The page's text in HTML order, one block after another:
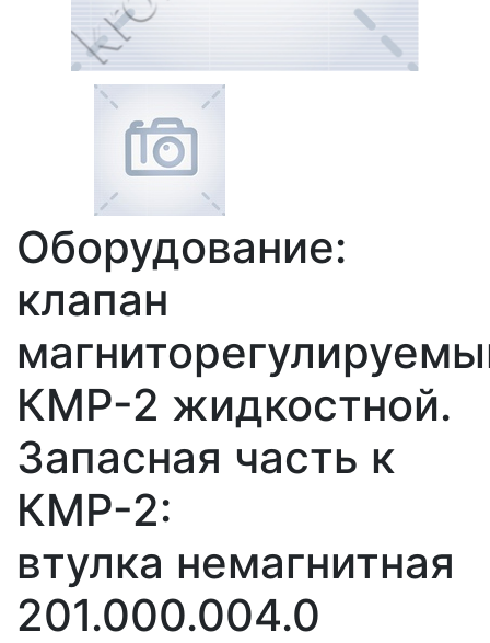
Оборудование:
клапан
КМР-2 жидкостной.
Запасная часть к
КМР-2:
втулка немагнитная
201.000.004.0